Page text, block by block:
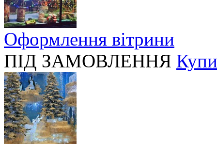
Оформлення вітрини
ПІД ЗАМОВЛЕННЯ